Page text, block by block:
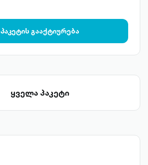
პაკეტის გააქტიურება
ყველა პაკეტი